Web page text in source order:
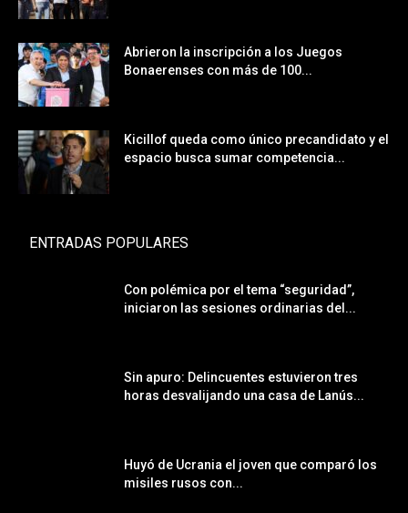
Abrieron la inscripción a los Juegos
Bonaerenses con más de 100...
Kicillof queda como único precandidato y el
espacio busca sumar competencia...
ENTRADAS POPULARES
Con polémica por el tema “seguridad”,
iniciaron las sesiones ordinarias del...
Sin apuro: Delincuentes estuvieron tres
horas desvalijando una casa de Lanús...
Huyó de Ucrania el joven que comparó los
misiles rusos con...